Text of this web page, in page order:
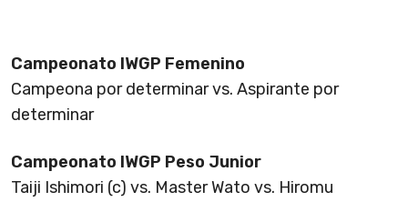
Campeonato IWGP Femenino
Campeona por determinar vs. Aspirante por
determinar
Campeonato IWGP Peso Junior
Taiji Ishimori (c) vs. Master Wato vs. Hiromu